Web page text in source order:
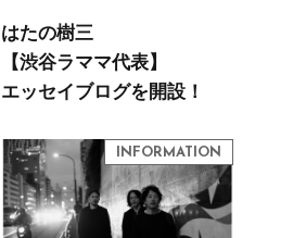
はたの樹三
【渋谷ラママ代表】
エッセイブログを開設！